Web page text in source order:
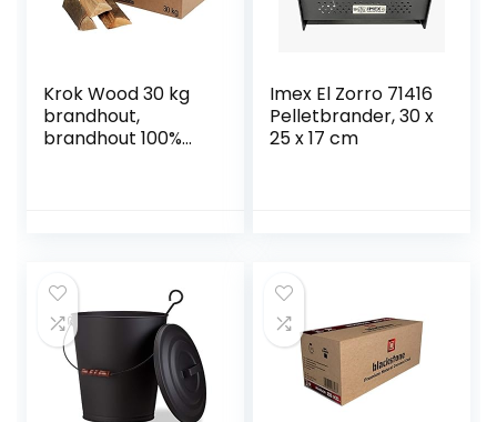
Krok Wood 30 kg
brandhout,
brandhout 100%
Imex El Zorro 71416
Pelletbrander, 30 x
25 x 17 cm